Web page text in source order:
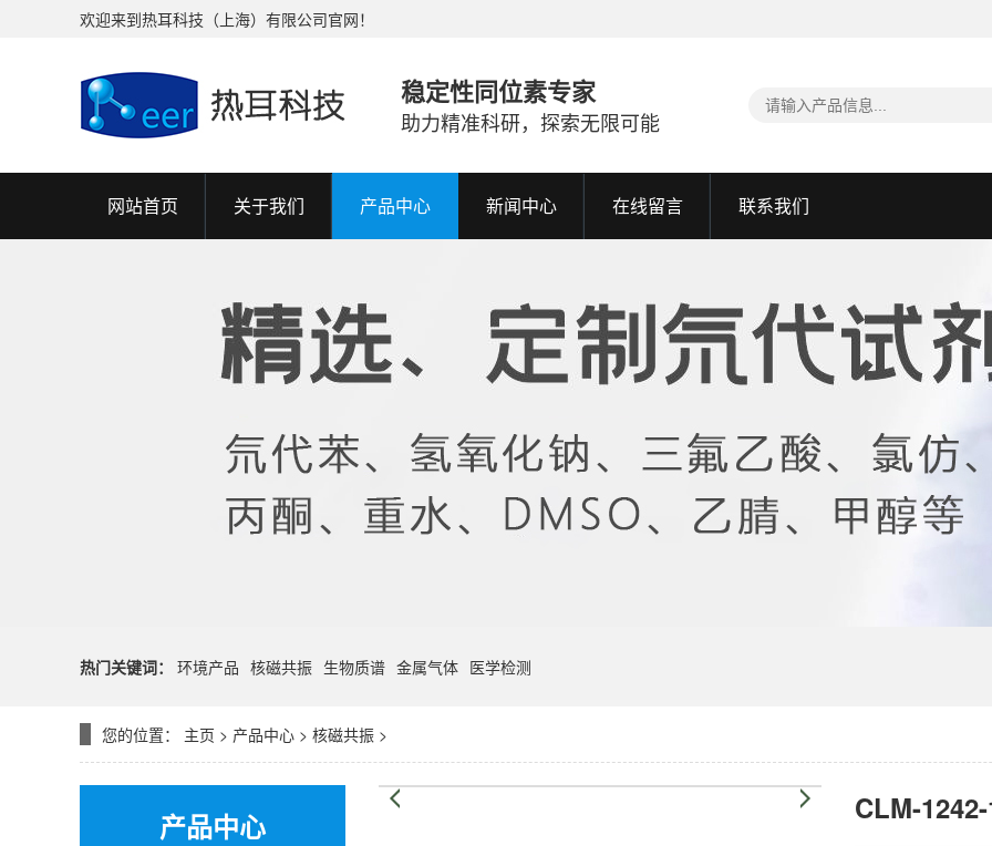
欢迎来到热耳科技（上海）有限公司官网！
稳定性同位素专家
助力精准科研，探索无限可能
网站首页 关于我们 产品中心 新闻中心 在线留言 联系我们
热门关键词： 环境产品 核磁共振 生物质谱 金属气体 医学检测
您的位置： 主页 > 产品中心 > 核磁共振 >
产品中心 CLM-